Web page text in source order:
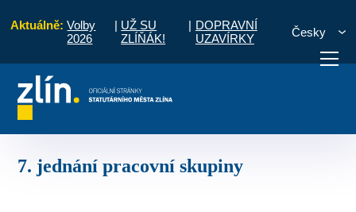
Aktuálně: Volby
2026
| UŽ SU
ZLÍŇÁK!
| DOPRAVNÍ
UZAVÍRKY
Česky
vyřídit Potřebuji zaplatit
7. jednání pracovní skupiny